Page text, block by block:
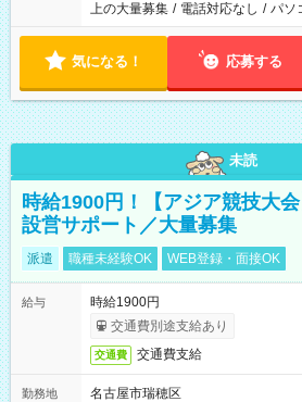
上の大量募集 / 電話対応なし / パソ
気になる！ 応募する
未読
時給1900円！【アジア競技大
設営サポート／大量募集
派遣 職種未経験OK WEB登録・面接OK
給与
時給1900円
交通費別途支給あり
交通費 交通費支給
勤務地
名古屋市瑞穂区